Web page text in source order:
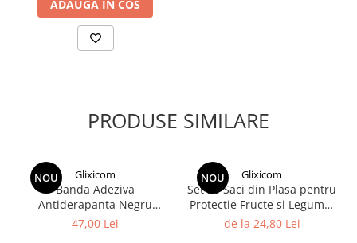
ADAUGA IN COS
PRODUSE SIMILARE
NOU Glixicom
Banda Adeziva
Antiderapanta Negru
pentru Scari/Trepte
47,00 Lei
NOU Glixicom
Set 20 Saci din Plasa pentru
Protectie Fructe si Legume,
Anti-Insecte, Anti-Pasari,
de la 24,80 Lei